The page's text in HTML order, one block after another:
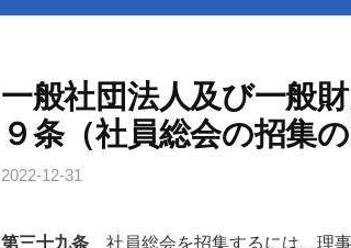
一般社団法人及び一般
９条（社員総会の招集の
2022-12-31
第三十九条 社員総会を招集するには、理